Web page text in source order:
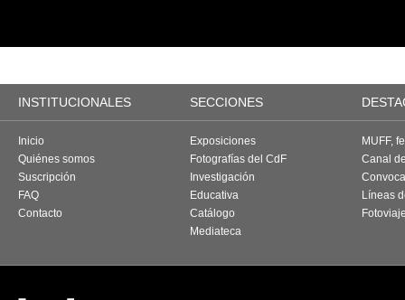
INSTITUCIONALES SECCIONES
Inicio
Quiénes somos
Suscripción
FAQ
Contacto
Exposiciones
Fotografías del CdF
Investigación
Educativa
Catálogo
Mediateca
MUFF,
Canal
Líneas